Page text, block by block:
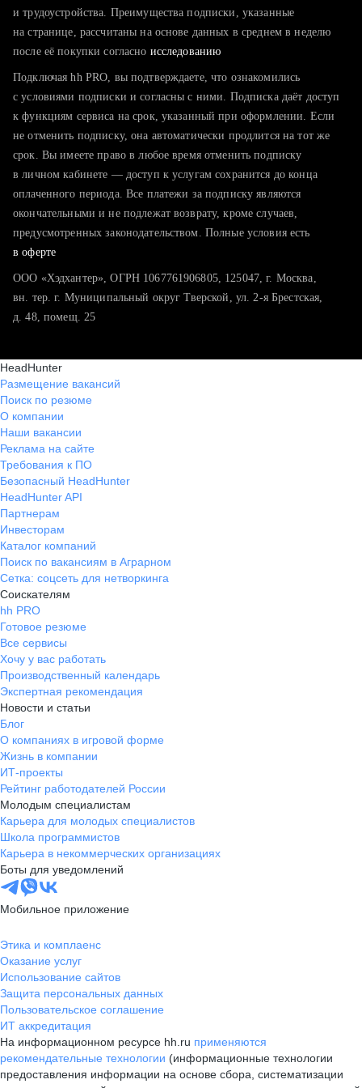
тратите много времени на поиск и вручную поднимаете
хотите сравнить себя с конкурентами и оценить шансы
и трудоустройства. Преимущества подписки, указанные
на странице, рассчитаны на основе данных в среднем в неделю
после её покупки согласно исследованию
Подключая hh PRO, вы подтверждаете, что ознакомились
с условиями подписки и согласны с ними. Подписка даёт доступ
к функциям сервиса на срок, указанный при оформлении. Если
не отменить подписку, она автоматически продлится на тот же
срок. Вы имеете право в любое время отменить подписку
в личном кабинете — доступ к услугам сохранится до конца
оплаченного периода. Все платежи за подписку являются
окончательными и не подлежат возврату, кроме случаев,
предусмотренных законодательством. Полные условия есть
в оферте
ООО «Хэдхантер», ОГРН 1067761906805, 125047, г. Москва,
вн. тер. г. Муниципальный округ Тверской, ул. 2-я Брестская,
д. 48, помещ. 25
HeadHunter
Размещение вакансий
Поиск по резюме
О компании
Наши вакансии
Реклама на сайте
Требования к ПО
Безопасный HeadHunter
HeadHunter API
Партнерам
Инвесторам
Каталог компаний
Поиск по вакансиям в Аграрном
Сетка: соцсеть для нетворкинга
Соискателям
hh PRO
Готовое резюме
Все сервисы
Хочу у вас работать
Производственный календарь
Экспертная рекомендация
Новости и статьи
Блог
О компаниях в игровой форме
Жизнь в компании
ИТ-проекты
Рейтинг работодателей России
Молодым специалистам
Карьера для молодых специалистов
Школа программистов
Карьера в некоммерческих организациях
Боты для уведомлений
Мобильное приложение
Этика и комплаенс
Оказание услуг
Использование сайтов
Защита персональных данных
Пользовательское соглашение
ИТ аккредитация
На информационном ресурсе hh.ru применяются
рекомендательные технологии (информационные технологии
предоставления информации на основе сбора, систематизации